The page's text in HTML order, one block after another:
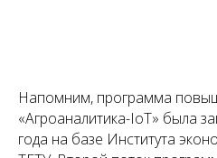
Напомним, программа
«Агроаналитика-IoT» была
года на базе Института